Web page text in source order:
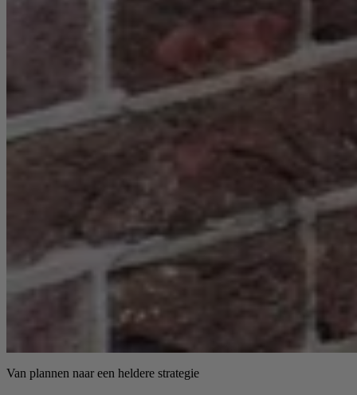
Van plannen naar een heldere strategie